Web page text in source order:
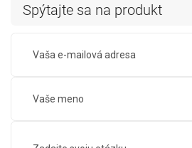
Spýtajte sa na produkt